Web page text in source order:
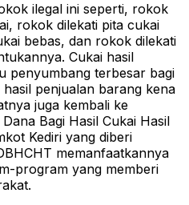
ilegal ini seperti, rokok
rokok dilekati pita cukai
bebas, dan rokok dilekati
Cukai hasil
penyumbang terbesar bagi
penjualan barang kena
juga kembali ke
Bagi Hasil Cukai Hasil
Kediri yang diberi
memanfaatkannya
program yang memberi